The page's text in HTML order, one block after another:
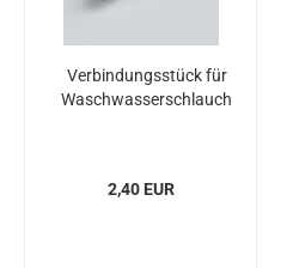
Verbindungsstück für
Waschwasserschlauch
2,40 EUR